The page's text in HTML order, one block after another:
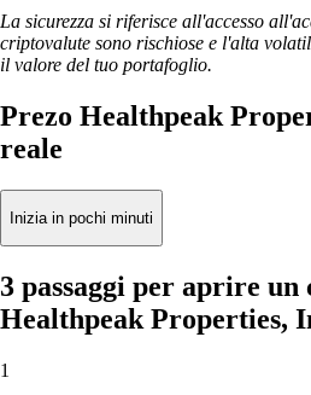
La sicurezza si riferisce all'accesso
criptovalute sono rischiose e l'alta
il valore del tuo portafoglio.
Prezo Healthpeak
reale
Inizia in pochi minuti
3 passaggi per aprire
Healthpeak Properties,
1